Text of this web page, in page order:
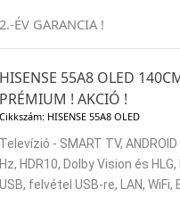
2.-ÉV GARANCIA !
HISENSE 55A8 OLED
PRÉMIUM ! AKCIÓ !
Cikkszám: HISENSE 55A8 OLED
Televízió - SMART TV,
Hz, HDR10, Dolby Vision és
USB, felvétel USB-re, LAN,